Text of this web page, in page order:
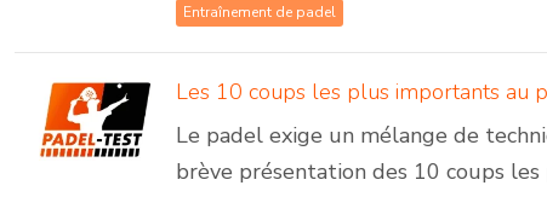
Entraînement de padel
Les 10 coups les plus importants au
Le padel exige un mélange de
brève présentation des 10 coups